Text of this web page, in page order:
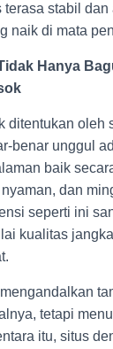
stabil dan
naik di mata
Hanya
ditentukan oleh
benar unggul
baik
dan
seperti ini
kualitas
tetapi
itu, situs